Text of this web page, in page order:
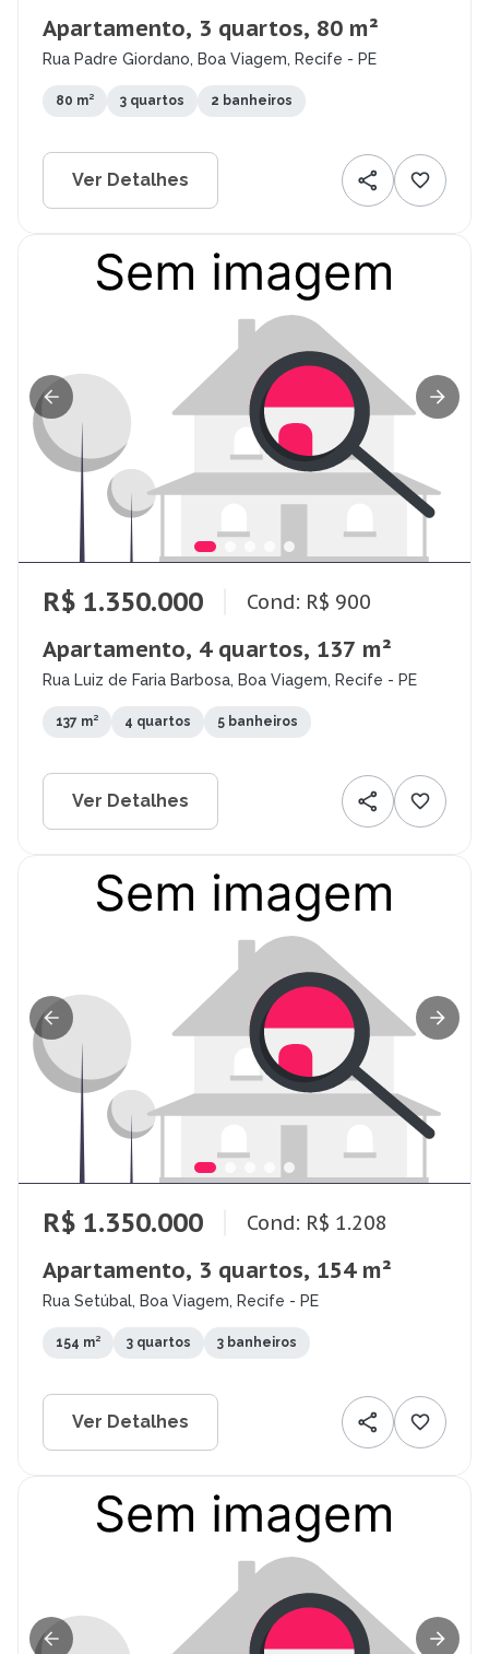
Apartamento, 3 quartos, 80 m²
Rua Padre Giordano, Boa Viagem, Recife - PE
80 m² 3 quartos 2 banheiros
Ver Detalhes
R$ 1.350.000 Cond: R$ 900
Apartamento, 4 quartos, 137 m²
Rua Luiz de Faria Barbosa, Boa Viagem, Recife - PE
137 m² 4 quartos 5 banheiros
Ver Detalhes
R$ 1.350.000 Cond: R$ 1.208
Apartamento, 3 quartos, 154 m²
Rua Setúbal, Boa Viagem, Recife - PE
154 m² 3 quartos 3 banheiros
Ver Detalhes